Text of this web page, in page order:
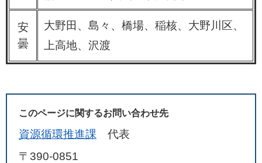
安
曇
大野田、島々、橋場、稲核、大野川区、
上高地、沢渡
このページに関するお問い合わせ先
資源循環推進課
代表
〒390-0851